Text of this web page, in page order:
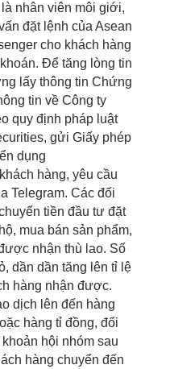
nhân viên môi giới,
đặt lệnh của Asean
cho khách hàng
Để tăng lòng tin
lấy thông tin Chứng
tin về Công ty
quy định pháp luật
gửi Giấy phép
dụng
hàng, yêu cầu
Telegram. Các đối
tiền đầu tư đặt
mua bán sản phẩm,
nhận thù lao. Số
dần dần tăng lên tỉ lệ
hàng nhận được.
dịch lên đến hàng
hàng tỉ đồng, đối
hội nhóm sau
hàng chuyển đến